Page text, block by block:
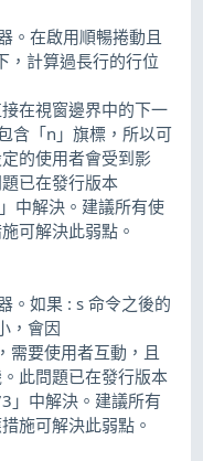
。在啟用順暢捲動且
，計算過長行的行位
在視窗邊界中的下一
含「n」旗標，所以可
的使用者會受到影
已在發行版本
中解決。建議所有使
可解決此弱點。
。如果 : s 命令之後的
，會因
需要使用者互動，且
此問題已在發行版本
」中解決。建議所有
施可解決此弱點。